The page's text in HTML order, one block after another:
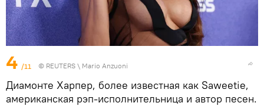
4 /11 © REUTERS \ Mario Anzuoni
Диамонте Харпер, более известная как Saweetie,
американская рэп-исполнительница и автор песен.